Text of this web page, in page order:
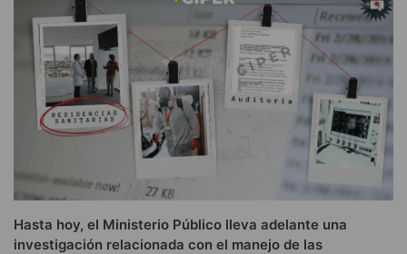
Hasta hoy, el Ministerio Público lleva adelante una
investigación relacionada con el manejo de las